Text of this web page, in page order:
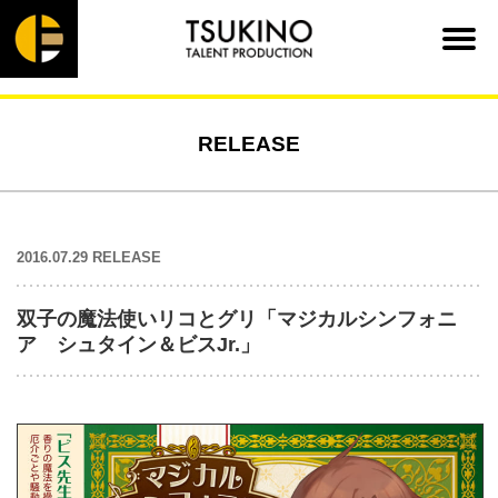
RELEASE
2016.07.29 RELEASE
双子の魔法使いリコとグリ「マジカルシンフォニ
ア シュタイン＆ビスJr.」